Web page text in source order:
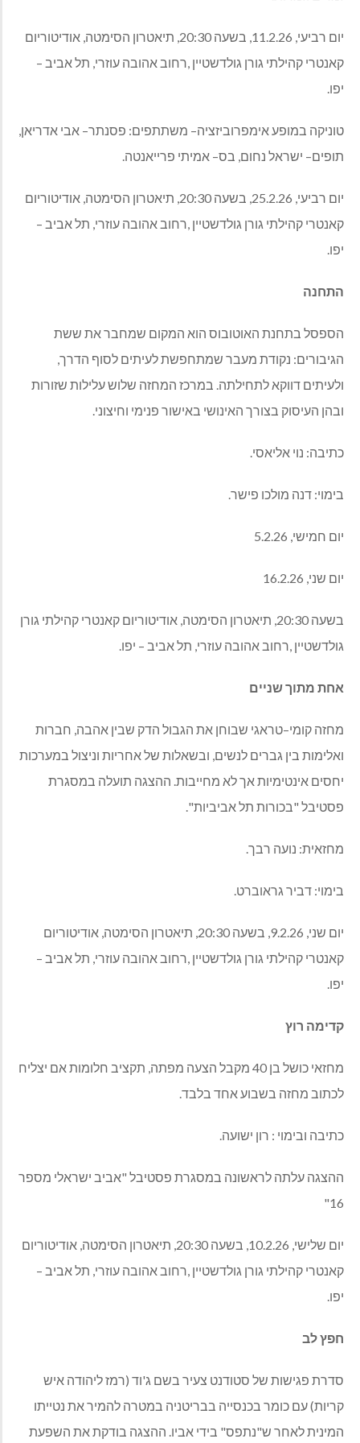
יום רביעי, 11.2.26, בשעה תיאטרון הסימטה, אודיטוריום
קאנטרי קהילתי גורן גולדשטיין ,רחוב אהובה עוזרי, תל אביב –
יפו.
טוניקה במופעאימפרוביזציה– משתתפים: פסנתר– אבי אדריאן,
תופים– ישראל נחום, בס– אמיתי פרייאנטה.
יום רביעי, 25.2.26, בשעה תיאטרון הסימטה, אודיטוריום
קאנטרי קהילתי גורן גולדשטיין ,רחוב אהובה עוזרי, תל אביב –
יפו.
התחנה
הספסל בתחנת האוטובוס הוא המקום שמחבראת ששת
הגיבורים: נקודת מעבר שמתחפשתלעיתים לסוף הדרך,
ולעיתים דווקאלתחילתה. במרכז המחזה שלושעלילות שזורות
ובהן העיסוק בצורך האינושי באישור פנימי וחיצוני.
כתיבה: נוי אליאסי.
בימוי: דנה מולכו פישר.
יום חמישי, 5.2.26
יום שני, 16.2.26
בשעה תיאטרון הסימטה, אודיטוריום קאנטרי קהילתי גורן
גולדשטיין ,רחוב אהובה עוזרי, תל אביב – יפו.
אחת מתוךשניים
מחזה קומי–טראגי שבוחן את הגבול הדק שבין אהבה, חברות
ואלימות בין גברים לנשים, ובשאלות של אחריות וניצול במערכות
יחסים אינטימיות אך לא מחייבות. ההצגה תועלה במסגרת
פסטיבל "בכורות תלאביביות".
מחזאית: נועה רבך.
בימוי: דביר גראוברט.
יום שני, 9.2.26, בשעה תיאטרון הסימטה, אודיטוריום
קאנטרי קהילתי גורן גולדשטיין ,רחוב אהובה עוזרי, תל אביב –
יפו.
קדימה רוץ
מחזאי כושל בן מקבל הצעה מפתה, תקציב חלומות אם יצליח
לכתוב מחזה בשבוע אחד בלבד.
כתיבה ובימוי : רון ישועה.
ההצגה עלתה לראשונה במסגרת פסטיבל "אביב ישראלי מספר
16"
יום שלישי, 10.2.26, בשעה תיאטרון הסימטה, אודיטוריום
קאנטרי קהילתי גורן גולדשטיין ,רחוב אהובה עוזרי, תל אביב –
יפו.
חפץלב
סדרת פגישות של סטודנט צעיר בשם ג'וד (רמז ליהודה איש
קריות)עם כומר בכנסייה בבריטניה במטרה להמיר את נטייתו
המינית לאחר ש"נתפס" בידי אביו. ההצגה בודקת את השפעת